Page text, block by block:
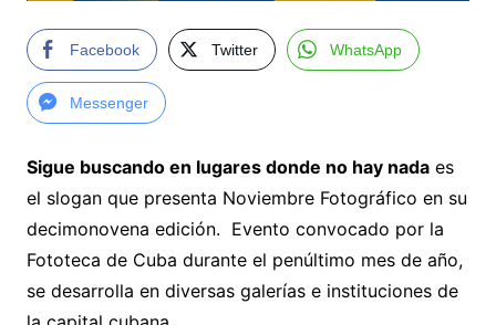
Facebook Twitter WhatsApp
Messenger
Sigue buscando en lugares donde no hay nadaes
el slogan que presenta Noviembre Fotográfico en su
decimonovena edición. Evento convocado por la
Fototeca de Cuba durante el penúltimo mes de año,
se desarrolla en diversas galerías e instituciones de